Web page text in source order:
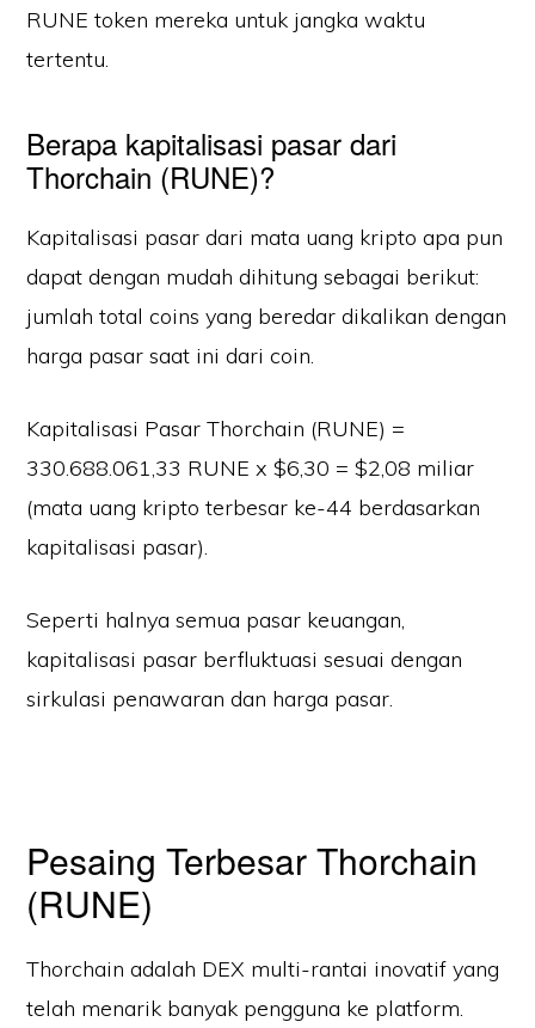
RUNE token mereka untuk jangka waktu
tertentu.
Berapa kapitalisasi pasar dari
Thorchain (RUNE)?
Kapitalisasi pasar dari mata uang kripto apa pun
dapat dengan mudah dihitung sebagai berikut:
jumlah total coins yang beredar dikalikan dengan
harga pasar saat ini dari coin.
Kapitalisasi Pasar Thorchain (RUNE) =
330.688.061,33 RUNE x $6,30 = $2,08 miliar
(mata uang kripto terbesar ke-44 berdasarkan
kapitalisasi pasar).
Seperti halnya semua pasar keuangan,
kapitalisasi pasar berfluktuasi sesuai dengan
sirkulasi penawaran dan harga pasar.
Pesaing Terbesar Thorchain
(RUNE)
Thorchain adalah DEX multi-rantai inovatif yang
telah menarik banyak pengguna ke platform.